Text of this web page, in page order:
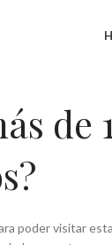
de
poder visitar
No se han